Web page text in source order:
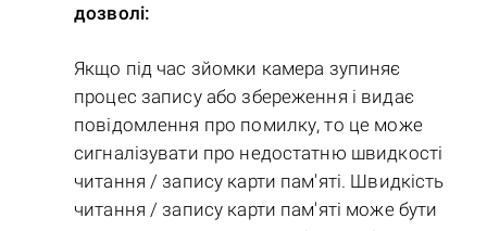
дозволі:
Якщо під час зйомки камера зупиняє
процес запису або збереження і видає
повідомлення про помилку, то це може
сигналізувати про недостатню швидкості
читання / запису карти пам'яті. Швидкість
читання / запису карти пам'яті може бути